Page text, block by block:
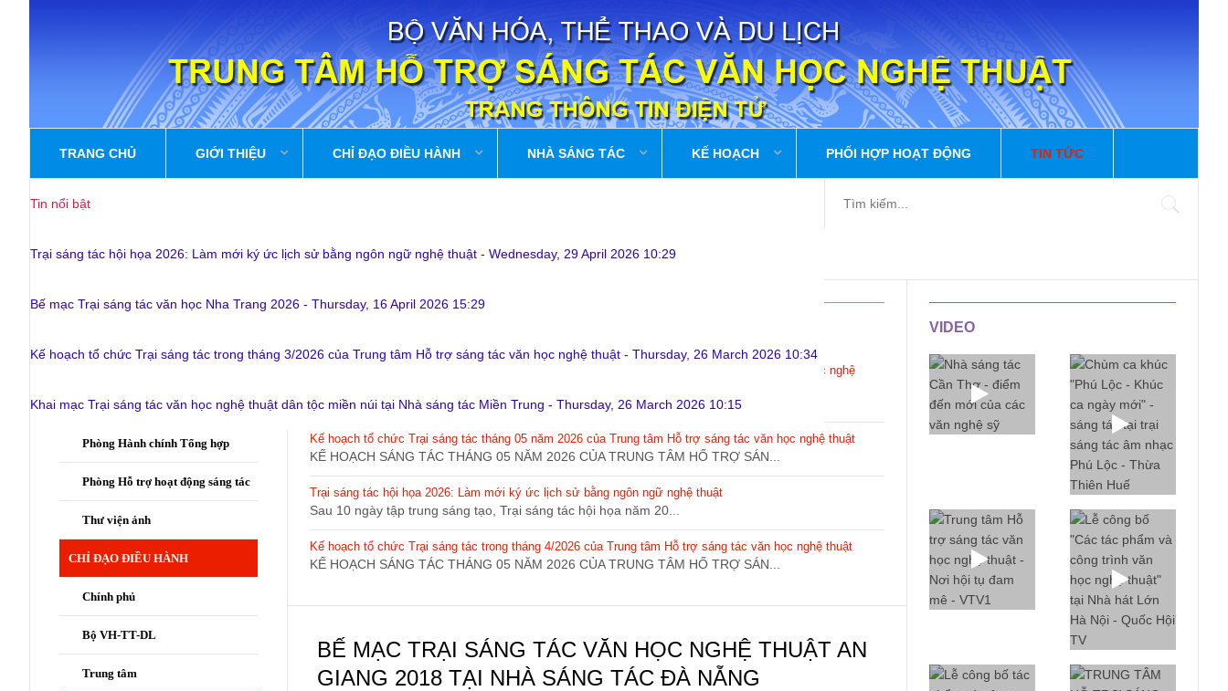
TRANG CHỦ GIỚI THIỆU CHỈ ĐẠO ĐIỀU HÀNH NHÀ SÁNG TÁC KẾ HOẠCH PHỐI HỢP HOẠT ĐỘNG TIN TỨC
Tin nổi bật
Trại sáng tác hội họa 2026: Làm mới ký ức lịch sử bằng ngôn ngữ nghệ thuật - Wednesday, 29 April 2026 10:29
Bế mạc Trại sáng tác văn học Nha Trang 2026 - Thursday, 16 April 2026 15:29
Kế hoạch tổ chức Trại sáng tác trong tháng 3/2026 của Trung tâm Hỗ trợ sáng tác văn học nghệ thuật - Thursday, 26 March 2026 10:34
Khai mạc Trại sáng tác văn học nghệ thuật dân tộc miền núi tại Nhà sáng tác Miền Trung - Thursday, 26 March 2026 10:15
Kế hoạch tổ chức Trại sáng tác trong tháng 06 năm 2026 của Trung tâm Hỗ trợ sáng tác văn học nghệ
KẾ HOẠCH SÁNG TÁC THÁNG 06 NĂM 2026 CỦA TRUNG TÂM HỐ TRỢ SÁN...
Kế hoạch tổ chức Trại sáng tác tháng 05 năm 2026 của Trung tâm Hỗ trợ sáng tác văn học nghệ thuật
KẾ HOẠCH SÁNG TÁC THÁNG 05 NĂM 2026 CỦA TRUNG TÂM HỐ TRỢ SÁN...
Trại sáng tác hội họa 2026: Làm mới ký ức lịch sử bằng ngôn ngữ nghệ thuật
Sau 10 ngày tập trung sáng tạo, Trại sáng tác hội họa năm 20...
Kế hoạch tổ chức Trại sáng tác trong tháng 4/2026 của Trung tâm Hỗ trợ sáng tác văn học nghệ thuật
KẾ HOẠCH SÁNG TÁC THÁNG 05 NĂM 2026 CỦA TRUNG TÂM HỐ TRỢ SÁN...
BẾ MẠC TRẠI SÁNG TÁC VĂN HỌC NGHỆ THUẬT AN
GIANG 2018 TẠI NHÀ SÁNG TÁC ĐÀ NẴNG
VIDEO
Ban giám đốc
Phòng Hành chính Tổng hợp
Phòng Hỗ trợ hoạt động sáng tác
Thư viện ảnh
CHỈ ĐẠO ĐIỀU HÀNH
Chính phủ
Bộ VH-TT-DL
Trung tâm